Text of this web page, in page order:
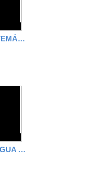
CPAMACHADO1ºEP MATEMÁTICAS Ficha de repaso
CPAMACHADO1ºEP LENGUA Ficha Cuento Corto